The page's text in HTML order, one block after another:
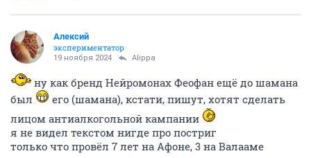
Алексий
экспериментатор
19 ноября 2024 Alippa
ну как бренд Нейромонах Феофан ещё до шамана
был
его (шамана), кстати, пишут, хотят сделать
лицом антиалкогольной кампании
я не видел текстом нигде про постриг
только что провёл 7 лет на Афоне, 3 на Валааме